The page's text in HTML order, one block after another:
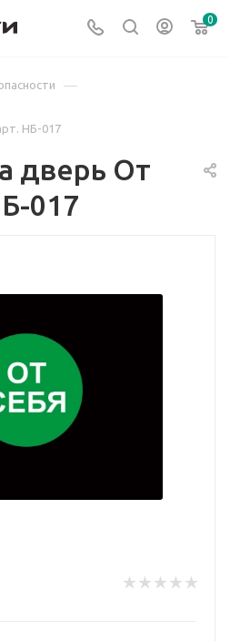
0
—
НБ-017
дверь От
017